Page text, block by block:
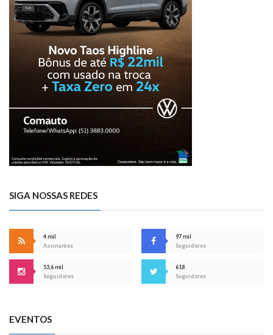
SIGA NOSSAS REDES
4 mil
Assinantes
97 mil
Seguidores
53,6 mil
Seguidores
618
Seguidores
EVENTOS